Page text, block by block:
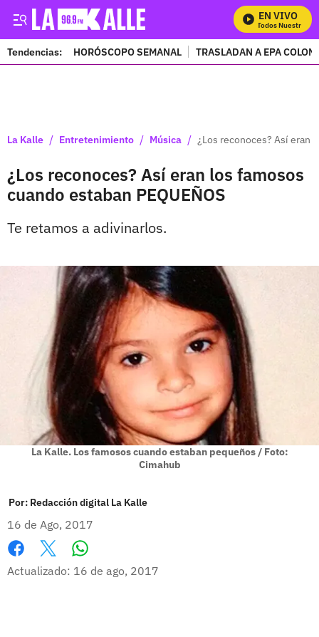
EN VIVO
Mira Todos Nuestros
Tendencias: HORÓSCOPO SEMANAL TRASLADAN A EPA
La Kalle / Entretenimiento / Música / ¿Los reconoces? Así eran
¿Los reconoces? Así eran los famosos
cuando estaban PEQUEÑOS
Te retamos a adivinarlos.
La Kalle. Los famosos cuando estaban pequeños / Foto:
Cimahub
Por: Redacción digital La Kalle
16 de Ago, 2017
Facebook
X
Actualizado: 16 de ago, 2017